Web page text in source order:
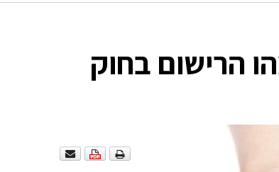
הרישום בחוק